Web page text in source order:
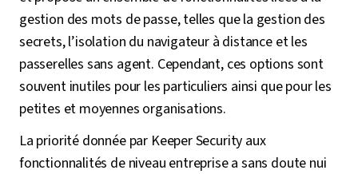
gestion des mots de passe, telles que la gestion des
secrets, l’isolation du navigateur à distance et les
passerelles sans agent. Cependant, ces options sont
souvent inutiles pour les particuliers ainsi que pour les
petites et moyennes organisations.
La priorité donnée par Keeper Security aux
fonctionnalités de niveau entreprise a sans doute nui